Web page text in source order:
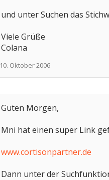
und unter Suchen das
Viele Grüße
Colana
10. Oktober 2006
Guten Morgen,
Mni hat einen super Link
www.cortisonpartner.de
Dann unter der